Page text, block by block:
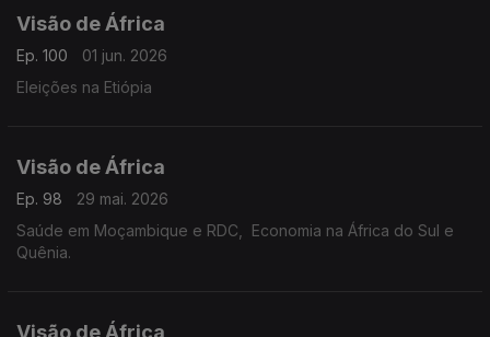
Visão de África
Ep. 100
01 jun. 2026
Eleições na Etiópia
Visão de África
Ep. 98
29 mai. 2026
Saúde em Moçambique e RDC, Economia na África do Sul e
Quênia.
Visão de África